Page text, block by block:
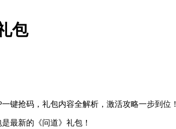
包
键抢码，礼包内容全解析，激活攻略一步到位！
最新的《问道》礼包！